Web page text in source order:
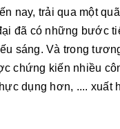
nay, trải qua một
đã có những bước
sáng. Và trong
chứng kiến nhiều
dụng hơn, .... xuất